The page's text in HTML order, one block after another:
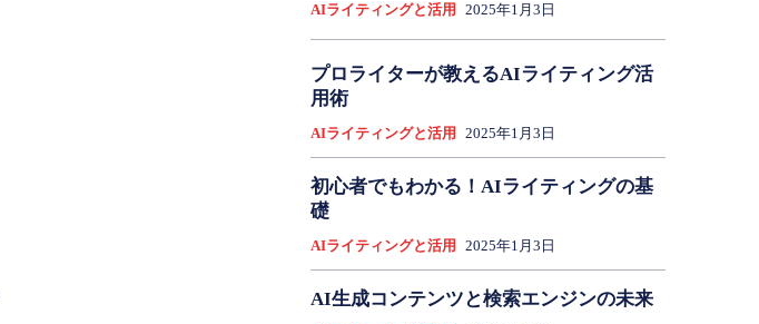
AIライティングと活用 2025年1月3日
プロライターが教えるAIライティング活
用術
AIライティングと活用 2025年1月3日
初心者でもわかる！AIライティングの基
礎
AIライティングと活用 2025年1月3日
AI生成コンテンツと検索エンジンの未来